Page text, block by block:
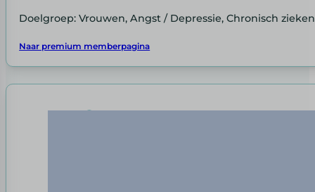
Doelgroep: Vrouwen, Angst / Depressie, Chronisch zieken
Naar premium memberpagina